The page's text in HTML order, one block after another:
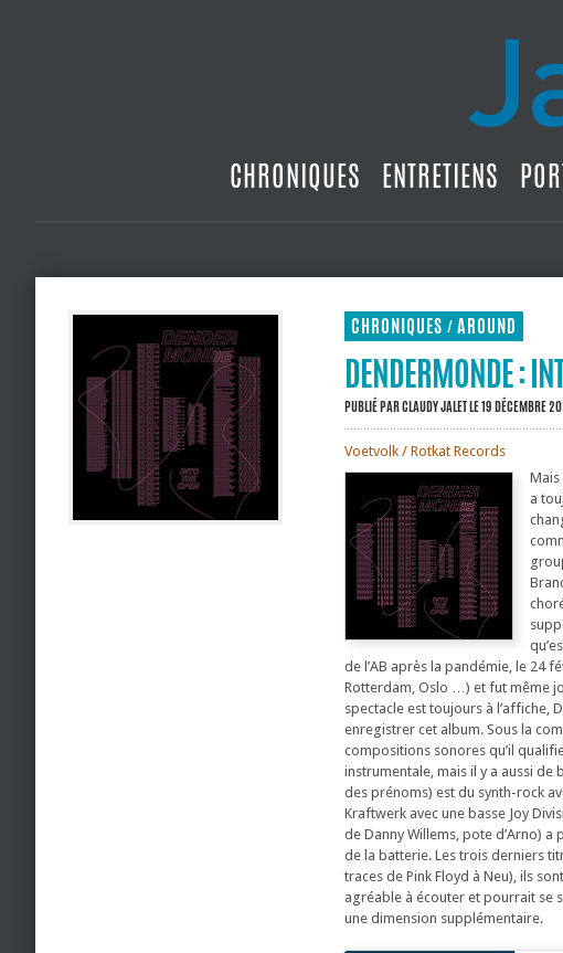
CHRONIQUES ENTRETIENS
CHRONIQUES / AROUND
DENDERMONDE :
PUBLIÉ PARCLAUDY JALETLE 19 DÉCEMBRE
Voetvolk / Rotkat Records
Mais
a
de l’AB après la pandémie, le 24
Rotterdam, Oslo …) et fut même
spectacle est toujours à l’affiche,
enregistrer cet album. Sous la
compositions sonores qu’il
instrumentale, mais il y a aussi de
des prénoms) est du synth-rock
Kraftwerk avec une basse Joy
de Danny Willems, pote d’Arno) a
de la batterie. Les trois derniers
traces de Pink Floyd à Neu), ils
agréable à écouter et pourrait se
une dimension supplémentaire.